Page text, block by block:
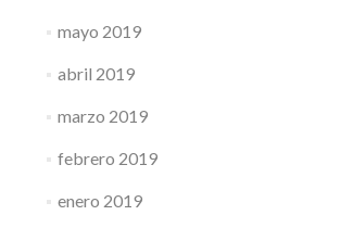
mayo 2019
abril 2019
marzo 2019
febrero 2019
enero 2019